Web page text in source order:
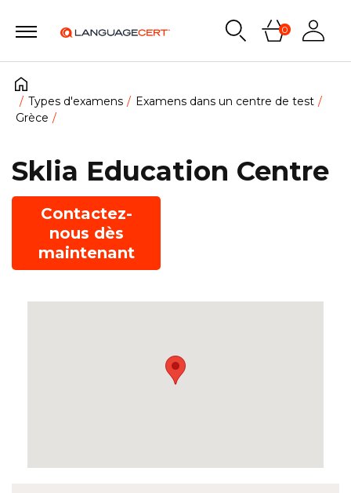
0
Types d'examens
Examens dans un centre de test
Grèce
Sklia Education Centre
Contactez-
nous dès
maintenant